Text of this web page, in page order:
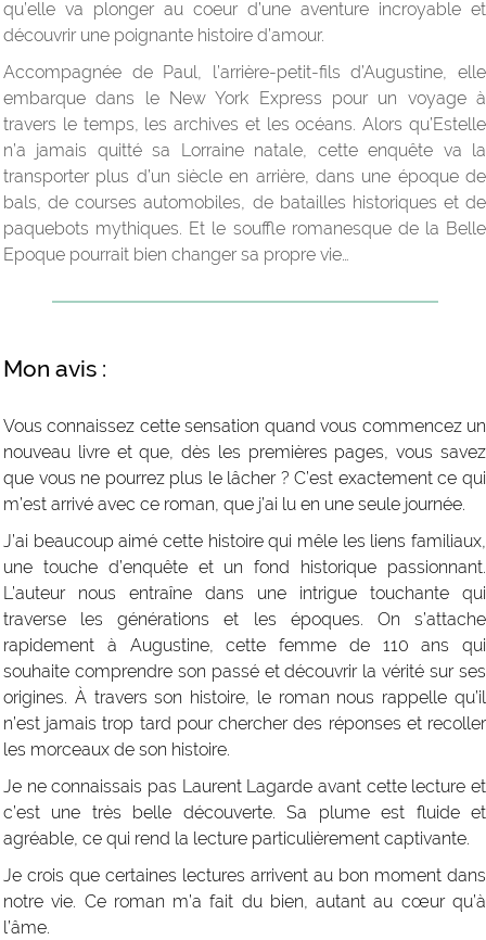
qu’elle va plonger au coeur d’une aventure incroyable et
découvrir une poignante histoire d’amour.
Accompagnée de Paul, l’arrière-petit-fils d’Augustine, elle
embarque dans le New York Express pour un voyage à
travers le temps, les archives et les océans. Alors qu’Estelle
n’a jamais quitté sa Lorraine natale, cette enquête va la
transporter plus d’un siècle en arrière, dans une époque de
bals, de courses automobiles, de batailles historiques et de
paquebots mythiques. Et le souffle romanesque de la Belle
Epoque pourrait bien changer sa propre vie…
Mon avis :
Vous connaissez cette sensation quand vous commencez un
nouveau livre et que, dès les premières pages, vous savez
que vous ne pourrez plus le lâcher ? C’est exactement ce qui
m’est arrivé avec ce roman, que j’ai lu en une seule journée.
J’ai beaucoup aimé cette histoire qui mêle les liens familiaux,
une touche d’enquête et un fond historique passionnant.
L’auteur nous entraîne dans une intrigue touchante qui
traverse les générations et les époques. On s’attache
rapidement à Augustine, cette femme de 110 ans qui
souhaite comprendre son passé et découvrir la vérité sur ses
origines. À travers son histoire, le roman nous rappelle qu’il
n’est jamais trop tard pour chercher des réponses et recoller
les morceaux de son histoire.
Je ne connaissais pas Laurent Lagarde avant cette lecture et
c’est une très belle découverte. Sa plume est fluide et
agréable, ce qui rend la lecture particulièrement captivante.
Je crois que certaines lectures arrivent au bon moment dans
notre vie. Ce roman m’a fait du bien, autant au cœur qu’à
l’âme.